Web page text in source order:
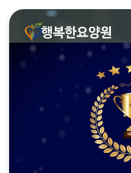
행복한요양원
내 집처럼 편안하고 행복한 곳!